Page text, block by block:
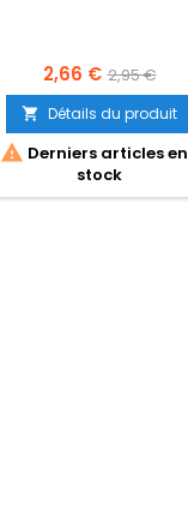
Prix
2,66 € Prix
de
base
2,95 €
 Détails du produit
 Derniers articles en
stock